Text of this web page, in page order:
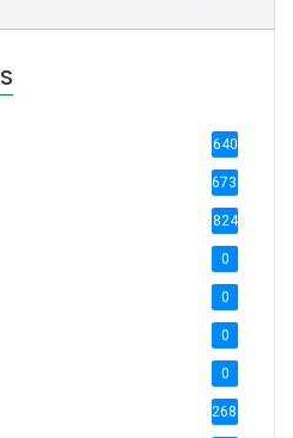
640
6738
824
0
0
0
0
2686